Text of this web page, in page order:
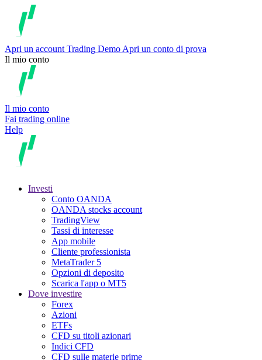
Apri un account Trading Demo Apri un conto di prova
Il mio conto
Il mio conto
Fai trading online
Help
Investi
Conto OANDA
OANDA stocks account
TradingView
Tassi di interesse
App mobile
Cliente professionista
MetaTrader 5
Opzioni di deposito
Scarica l'app o MT5
Dove investire
Forex
Azioni
ETFs
CFD su titoli azionari
Indici CFD
CFD sulle materie prime